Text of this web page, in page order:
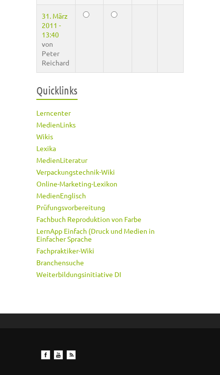
31. März
2011 -
13:40
von
Peter
Reichard
Quicklinks
Lerncenter
MedienLinks
Wikis
Lexika
MedienLiteratur
Verpackungstechnik-Wiki
Online-Marketing-Lexikon
MedienEnglisch
Prüfungsvorbereitung
Fachbuch Reproduktion von Farbe
LernApp Einfach (Druck und Medien in
Einfacher Sprache
Fachpraktiker-Wiki
Branchensuche
Weiterbildungsinitiative DI